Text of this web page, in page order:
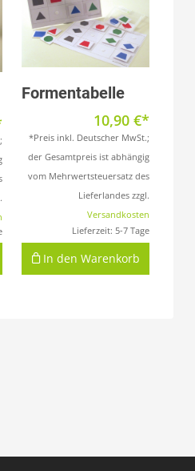
Produkt anzeigen
Formentabelle
In den Warenkorb
10,90 €
*Preis inkl. Deutscher MwSt.;
der Gesamtpreis ist abhängig
vom Mehrwertsteuersatz des
Lieferlandes zzgl.
Versandkosten
Lieferzeit: 5-7 Tage